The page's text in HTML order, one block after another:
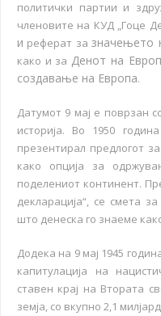
политички партии и
членовите на КУД „Гоце
и реферат зазначењето
како и за Денот на
создавање на Европа.
Датумот 9 мај е поврзан
историја. Во 1950
презентирал предлогот
како опција за
поделениот континент.
декларација“, се смета
што денеска го знаеме
Додека на 9 мај 1945
капитулација на
ставен крај на Втората
земја, со вкупно 2,1